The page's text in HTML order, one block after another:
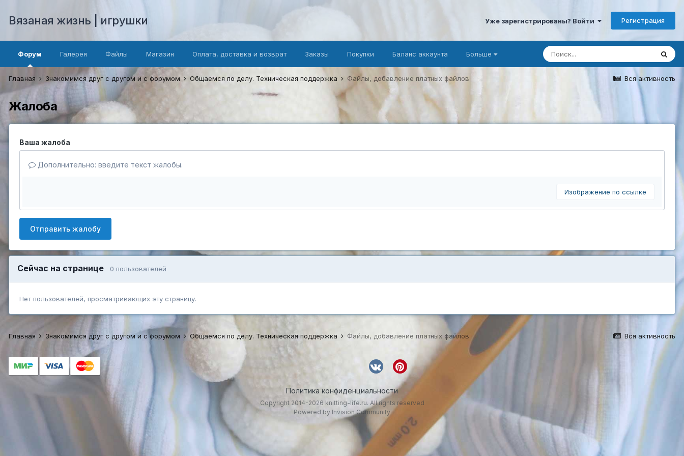
Вязаная жизнь | игрушки Уже зарегистрированы? Войти Регистрация
Форум Галерея Файлы Магазин Оплата, доставка и возврат Заказы Покупки Баланс аккаунта Больше
Вся активность
Главная Знакомимся друг с другом и с форумом Общаемся по делу. Техническая поддержка Файлы, добавление платных файлов
Жалоба
Ваша жалоба
Дополнительно: введите текст жалобы.
Изображение по ссылке
Отправить жалобу
Сейчас на странице 0 пользователей
Нет пользователей, просматривающих эту страницу.
Вся активность
Главная Знакомимся друг с другом и с форумом Общаемся по делу. Техническая поддержка Файлы, добавление платных файлов
Политика конфиденциальности
Copyright 2014-2026 knitting-life.ru. All rights reserved
Powered by Invision Community